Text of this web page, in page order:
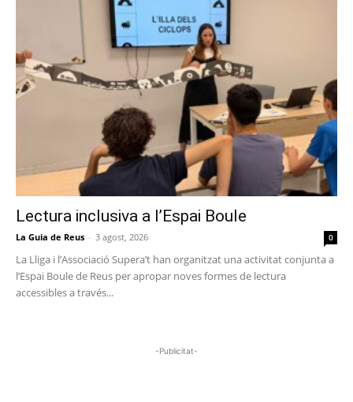
Lectura inclusiva a l’Espai Boule
La Guia de Reus - 3 agost, 2026 0
La Lliga i l’Associació Supera’t han organitzat una activitat conjunta a
l’Espai Boule de Reus per apropar noves formes de lectura
accessibles a través...
-Publicitat-